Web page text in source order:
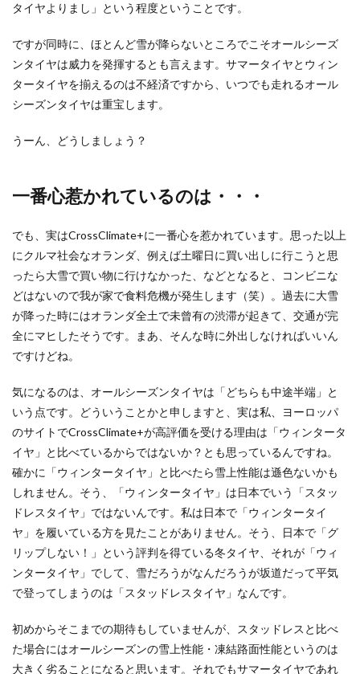
タイヤよりまし」という程度ということです。
ですが同時に、ほとんど雪が降らないところでこそオールシーズ
ンタイヤは威力を発揮するとも言えます。サマータイヤとウィン
タータイヤを揃えるのは不経済ですから、いつでも走れるオール
シーズンタイヤは重宝します。
うーん、どうしましょう？
一番心惹かれているのは・・・
でも、実はCrossClimate+に一番心を惹かれています。思った以上
にクルマ社会なオランダ、例えば土曜日に買い出しに行こうと思
ったら大雪で買い物に行けなかった、などとなると、コンビニな
どはないので我が家で食料危機が発生します（笑）。過去に大雪
が降った時にはオランダ全土で未曾有の渋滞が起きて、交通が完
全にマヒしたそうです。まあ、そんな時に外出しなければいいん
ですけどね。
気になるのは、オールシーズンタイヤは「どちらも中途半端」と
いう点です。どういうことかと申しますと、実は私、ヨーロッパ
のサイトでCrossClimate+が高評価を受ける理由は「ウィンタータ
イヤ」と比べているからではないか？とも思っているんですね。
確かに「ウィンタータイヤ」と比べたら雪上性能は遜色ないかも
しれません。そう、「ウィンタータイヤ」は日本でいう「スタッ
ドレスタイヤ」ではないんです。私は日本で「ウィンタータイ
ヤ」を履いている方を見たことがありません。そう、日本で「グ
リップしない！」という評判を得ている冬タイヤ、それが「ウィ
ンタータイヤ」でして、雪だろうがなんだろうが坂道だって平気
で登ってしまうのは「スタッドレスタイヤ」なんです。
初めからそこまでの期待もしていませんが、スタッドレスと比べ
た場合にはオールシーズンの雪上性能・凍結路面性能というのは
大きく劣ることになると思います。それでもサマータイヤであれ